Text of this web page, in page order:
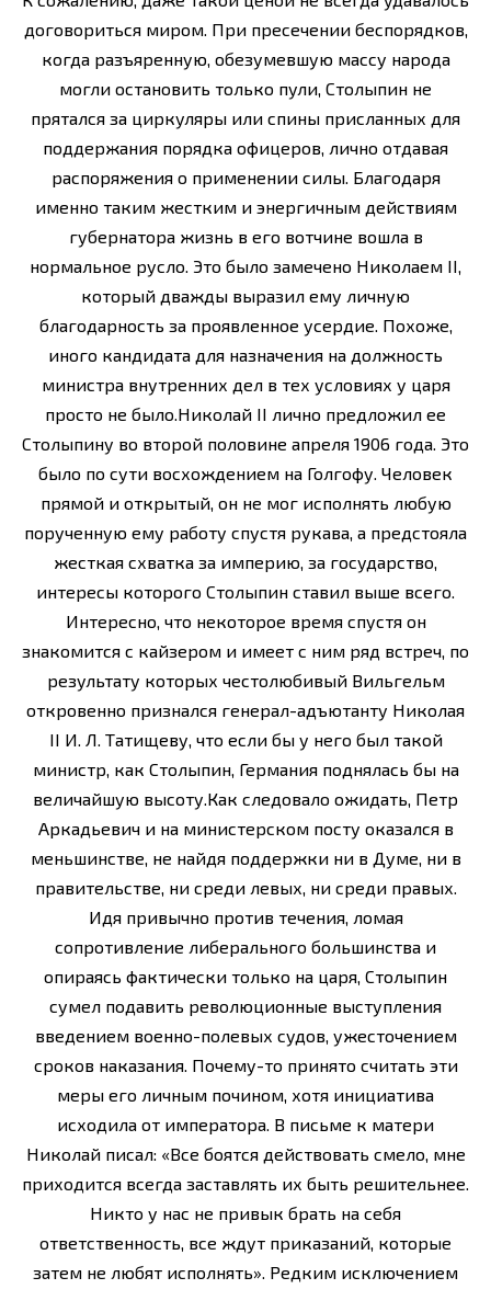
договориться миром. При пресечении беспорядков,
когда разъяренную, обезумевшую массу народа
могли остановить только пули, Столыпин не
прятался за циркуляры или спины присланных для
поддержания порядка офицеров, лично отдавая
распоряжения о применении силы. Благодаря
именно таким жестким и энергичным действиям
губернатора жизнь в его вотчине вошла в
нормальное русло. Это было замечено Николаем II,
который дважды выразил ему личную
благодарность за проявленное усердие. Похоже,
иного кандидата для назначения на должность
министра внутренних дел в тех условиях у царя
просто не было.Николай II лично предложил ее
Столыпину во второй половине апреля 1906 года. Это
было по сути восхождением на Голгофу. Человек
прямой и открытый, он не мог исполнять любую
порученную ему работу спустя рукава, а предстояла
жесткая схватка за империю, за государство,
интересы которого Столыпин ставил выше всего.
Интересно, что некоторое время спустя он
знакомится с кайзером и имеет с ним ряд встреч, по
результату которых честолюбивый Вильгельм
откровенно признался генерал-адъютанту Николая
II И. Л. Татищеву, что если бы у него был такой
министр, как Столыпин, Германия поднялась бы на
величайшую высоту.Как следовало ожидать, Петр
Аркадьевич и на министерском посту оказался в
меньшинстве, не найдя поддержки ни в Думе, ни в
правительстве, ни среди левых, ни среди правых.
Идя привычно против течения, ломая
сопротивление либерального большинства и
опираясь фактически только на царя, Столыпин
сумел подавить революционные выступления
введением военно-полевых судов, ужесточением
сроков наказания. Почему-то принято считать эти
меры его личным почином, хотя инициатива
исходила от императора. В письме к матери
Николай писал: «Все боятся действовать смело, мне
приходится всегда заставлять их быть решительнее.
Никто у нас не привык брать на себя
ответственность, все ждут приказаний, которые
затем не любят исполнять». Редким исключением